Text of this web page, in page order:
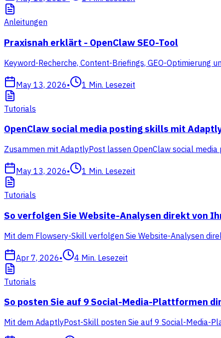
Anleitungen
Praxisnah erklärt - OpenClaw SEO-Tool
Keyword-Recherche, Content-Briefings, GEO-Optimierung
May 13, 2026• 1 Min. Lesezeit
Tutorials
OpenClaw social media posting skills mit
Zusammen mit AdaptlyPost lassen OpenClaw social
May 13, 2026• 1 Min. Lesezeit
Tutorials
So verfolgen Sie Website-Analysen direkt von
Mit dem Flowsery-Skill verfolgen Sie Website-Analysen
Apr 7, 2026• 4 Min. Lesezeit
Tutorials
So posten Sie auf 9 Social-Media-Plattformen
Mit dem AdaptlyPost-Skill posten Sie auf 9 Social-Media-